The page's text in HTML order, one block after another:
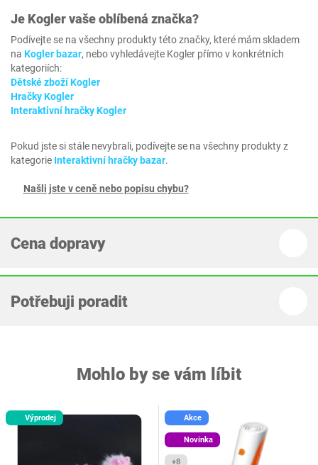
Je Koglervaše oblíbená značka?
Podívejte se na všechny produkty této značky, které mám skladem
na Kogler bazar, nebo vyhledávejte Kogler přímo v konkrétních
kategoriích:
Dětské zboží Kogler
Hračky Kogler
Interaktivní hračky Kogler
Pokud jste si stále nevybrali, podívejte se na všechny produkty z
kategorie Interaktivní hračky bazar.
Našli jste v ceně nebo popisu chybu?
Cena dopravy
Potřebuji poradit
Mohlo by se vám líbit
Výprodej Akce
Novinka
+8